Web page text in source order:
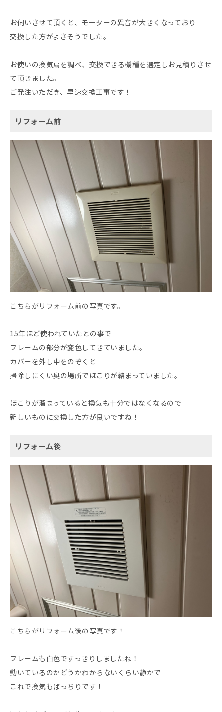
お伺いさせて頂くと、モーターの異音が大きくなっており
交換した方がよさそうでした。
お使いの換気扇を調べ、交換できる機種を選定しお見積りさせ
て頂きました。
ご発注いただき、早速交換工事です！
リフォーム前
こちらがリフォーム前の写真です。
15年ほど使われていたとの事で
フレームの部分が変色してきていました。
カバーを外し中をのぞくと
掃除しにくい奥の場所でほこりが絡まっていました。
ほこりが溜まっていると換気も十分ではなくなるので
新しいものに交換した方が良いですね！
リフォーム後
こちらがリフォーム後の写真です！
フレームも白色ですっきりしましたね！
動いているのかどうかわからないくらい静かで
これで換気もばっちりです！